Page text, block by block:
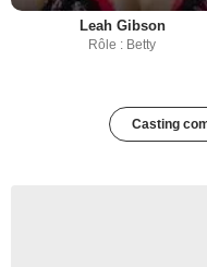
Leah Gibson
Rôle : Betty
Casting